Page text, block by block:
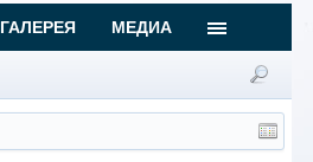
ГАЛЕРЕЯ МЕДИА